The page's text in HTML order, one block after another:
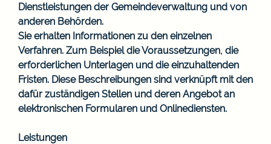
Dienstleistungen der Gemeindeverwaltung und von
anderen Behörden.
Sie erhalten Informationen zu den einzelnen
Verfahren. Zum Beispiel die Voraussetzungen, die
erforderlichen Unterlagen und die einzuhaltenden
Fristen. Diese Beschreibungen sind verknüpft mit den
dafür zuständigen Stellen und deren Angebot an
elektronischen Formularen und Onlinediensten.
Leistungen